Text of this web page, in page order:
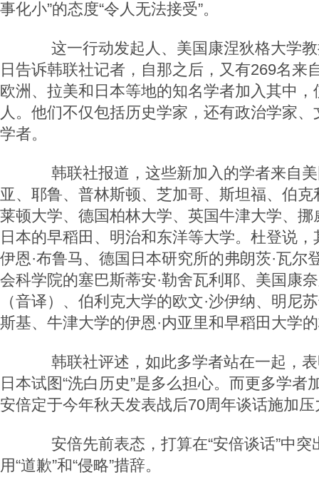
事化小”的态度“令人无法接受”。
这一行动发起人、美国康涅狄格大学教
日告诉韩联社记者，自那之后，又有269名来
欧洲、拉美和日本等地的知名学者加入其中，
人。他们不仅包括历史学家，还有政治学家
学者。
韩联社报道，这些新加入的学者来自美
亚、耶鲁、普林斯顿、芝加哥、斯坦福、伯
莱顿大学、德国柏林大学、英国牛津大学、
日本的早稻田、明治和东洋等大学。杜登说
伊恩·布鲁马、德国日本研究所的弗朗茨·瓦尔
会科学院的塞巴斯蒂安·勒舍瓦利耶、美国康
（音译）、伯利克大学的欧文·沙伊纳、明尼
斯基、牛津大学的伊恩·内亚里和早稻田大学
韩联社评述，如此多学者站在一起，表
日本试图“洗白历史”是多么担心。而更多学者
安倍定于今年秋天发表战后70周年谈话施加压
安倍先前表态，打算在“安倍谈话”中突
用“道歉”和“侵略”措辞。